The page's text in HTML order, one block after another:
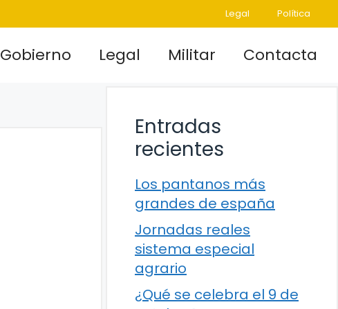
Legal Política
Gobierno Legal Militar Contacta
Entradas
recientes
Los pantanos más
grandes de españa
Jornadas reales
sistema especial
agrario
¿Qué se celebra el 9 de